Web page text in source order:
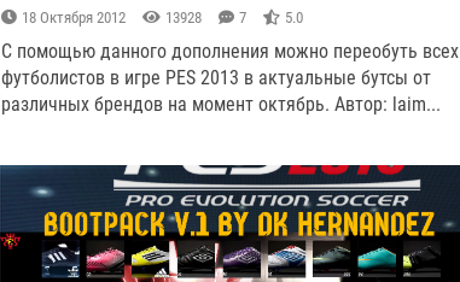
18 Октября 2012 13928 7 5.0
С помощью данного дополнения можно переобуть всех
футболистов в игре PES 2013 в актуальные бутсы от
различных брендов на момент октябрь. Автор: laim...